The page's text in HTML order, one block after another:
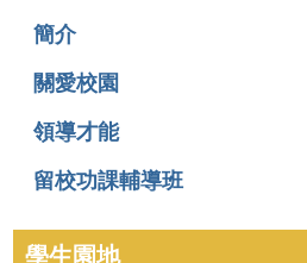
簡介
關愛校園
領導才能
留校功課輔導班
學生園地